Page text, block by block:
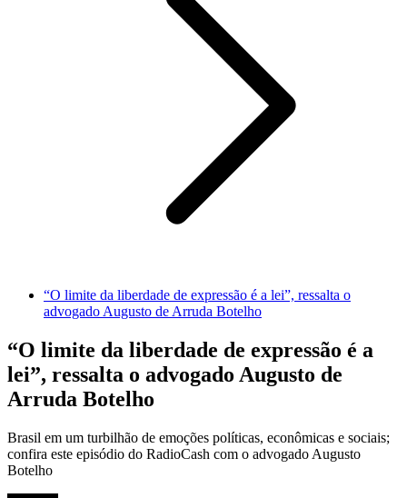
“O limite da liberdade de expressão é a lei”, ressalta o
advogado Augusto de Arruda Botelho
“O limite da liberdade de expressão é a
lei”, ressalta o advogado Augusto de
Arruda Botelho
Brasil em um turbilhão de emoções políticas, econômicas e sociais;
confira este episódio do RadioCash com o advogado Augusto
Botelho